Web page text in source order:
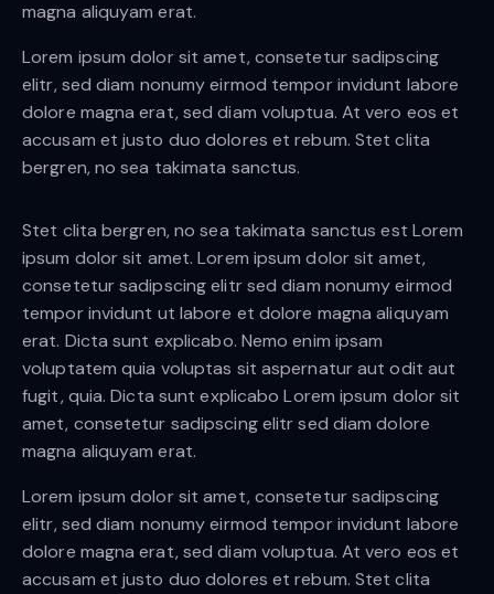
magna aliquyam erat.
Lorem ipsum dolor sit amet, consetetur sadipscing
elitr, sed diam nonumy eirmod tempor invidunt labore
dolore magna erat, sed diam voluptua. At vero eos et
accusam et justo duo dolores et rebum. Stet clita
bergren, no sea takimata sanctus.
Stet clita bergren, no sea takimata sanctus est Lorem
ipsum dolor sit amet. Lorem ipsum dolor sit amet,
consetetur sadipscing elitr sed diam nonumy eirmod
tempor invidunt ut labore et dolore magna aliquyam
erat. Dicta sunt explicabo. Nemo enim ipsam
voluptatem quia voluptas sit aspernatur aut odit aut
fugit, quia. Dicta sunt explicabo Lorem ipsum dolor sit
amet, consetetur sadipscing elitr sed diam dolore
magna aliquyam erat.
Lorem ipsum dolor sit amet, consetetur sadipscing
elitr, sed diam nonumy eirmod tempor invidunt labore
dolore magna erat, sed diam voluptua. At vero eos et
accusam et justo duo dolores et rebum. Stet clita